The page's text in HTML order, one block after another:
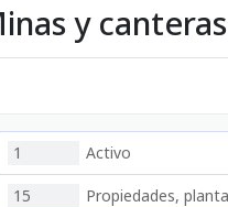
y canteras
1 Activo
15 Propiedades,